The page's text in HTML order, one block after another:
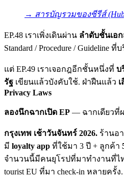
→ สารบัญรวมของซีรีส์
EP.48 เราเพิ่งเดินผ่าน ลำดับชั้นเอ
Standard / Procedure / Guideline ที่
แต่ EP.49 เราเจอกฎอีกชั้นหนึ่งที่ บ
รัฐ เขียนแล้วบังคับใช้. ฝ่าฝืนแล้ว
Privacy Laws
ลองนึกฉากเปิด EP — ฉากเดียวที่
กรุงเทพ เช้าวันจันทร์ 2026. ร้านอ
มี loyalty app ที่ใช้มา 3 ปี + ลูกค้า
จำนวนนี้มีคนยุโรปที่มาทำงานที่ไ
tourist EU ที่มา check-in หลายค